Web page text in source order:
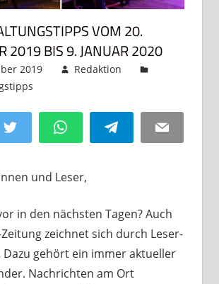
VOM 20.
2019 BIS 9. JANUAR 2020
2019
Redaktion
Twitter WhatsAppTelegram Email
und Leser,
in den nächsten Tagen? Auch
zeichnet sich durch Leser-
Dazu gehört ein immer aktueller
Nachrichten am Ort